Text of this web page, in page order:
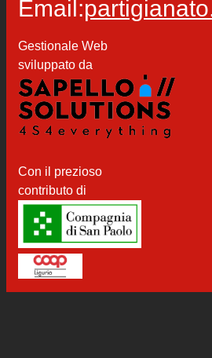
Email:
Gestionale Web
sviluppato da
Con il prezioso
contributo di